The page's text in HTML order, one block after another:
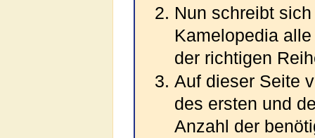
Nun schreibt
Kamelopedia
der richtigen
Auf dieser Seite
des ersten und
Anzahl der